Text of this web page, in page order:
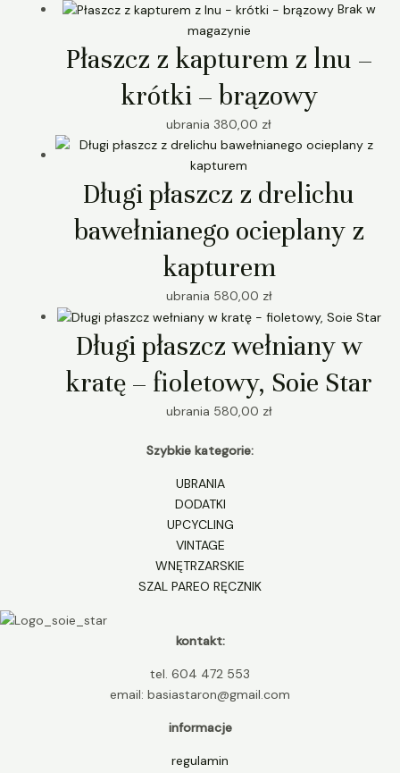
Brak w
magazynie
Płaszcz z kapturem z lnu –
krótki – brązowy
ubrania 380,00 zł
Długi płaszcz z drelichu
bawełnianego ocieplany z
kapturem
ubrania 580,00 zł
Długi płaszcz wełniany w
kratę – fioletowy, Soie Star
ubrania 580,00 zł
Szybkie kategorie:
UBRANIA
DODATKI
UPCYCLING
VINTAGE
WNĘTRZARSKIE
SZAL PAREO RĘCZNIK
kontakt:
tel. 604 472 553
email: basiastaron@gmail.com
informacje
regulamin